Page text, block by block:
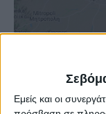
Εμείς και οι
Τελευταίες